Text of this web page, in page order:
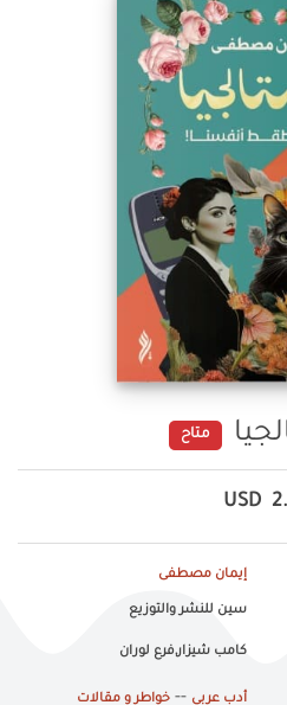
متاح
USD
إيمان مصطفى
سين للنشر والتوزيع
كامب شيزار,فرع لوران
أدب عربي -- خواطر و مقالات